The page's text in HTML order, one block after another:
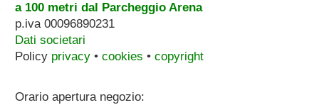
a 100 metri dal Parcheggio Arena
p.iva 00096890231
Dati societari
Policy privacy• cookies • copyright
Orario apertura negozio: